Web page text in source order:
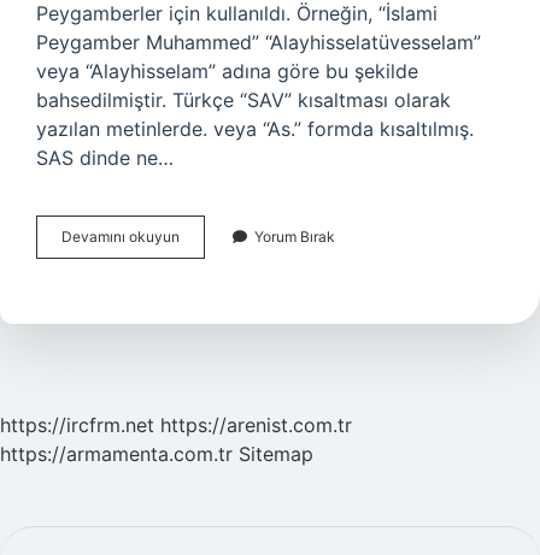
Peygamberler için kullanıldı. Örneğin, “İslami
Peygamber Muhammed” “Alayhisselatüvesselam”
veya “Alayhisselam” adına göre bu şekilde
bahsedilmiştir. Türkçe “SAV” kısaltması olarak
yazılan metinlerde. veya “As.” formda kısaltılmış.
SAS dinde ne…
Devamını okuyun
Sas
Yorum Bırak
https://ircfrm.net https://arenist.com.tr
https://armamenta.com.tr Sitemap